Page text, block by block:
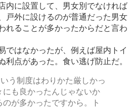
内に設置して、男女別でなければ
戸外に設けるのが普通だった男女
れることが多かったからだと言わ
はなかったが、例えば屋内トイ
利点があった。食い逃げ防止だ。
う制度はわりかた厳しかっ
にも良かったんじゃないか
が多かったですから。ト